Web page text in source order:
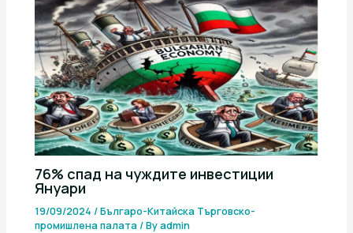
76% спад на чуждите инвестиции
Януари
19/09/2024/Българо-Китайска Търговско-
промишлена палaта/ Byadmin